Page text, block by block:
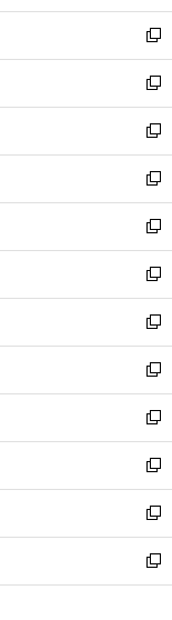
開
く
ウ
で
開
く
ン
ド
ウ
で
開
く
新
し
い
ウ
ィ
ン
ド
ウ
で
開
く
新
し
い
ウ
ィ
ン
ド
ウ
で
開
く
新
し
い
ウ
ィ
ン
ド
ウ
で
開
く
新
し
い
ウ
ィ
ン
ド
ウ
で
開
く
新
し
い
ウ
ィ
ン
ド
ウ
で
開
く
新
し
い
ウ
ィ
ン
ド
ウ
で
開
く
新
し
い
ウ
ィ
ン
ド
ウ
で
開
く
新
し
い
ウ
ィ
ン
ド
ウ
で
開
新
し
い
ウ
ィ
ン
ド
ウ
新
し
い
ウ
ィ
ン
新
し
い
ウ
新
し